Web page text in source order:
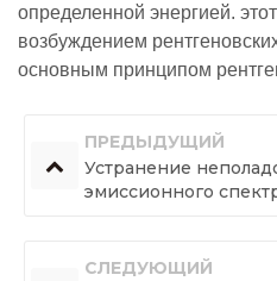
определенной энергией.
возбуждением
основным принципом
ПРЕДЫДУЩИЙ
Устранение
эмиссионного
СЛЕДУЮЩИЙ